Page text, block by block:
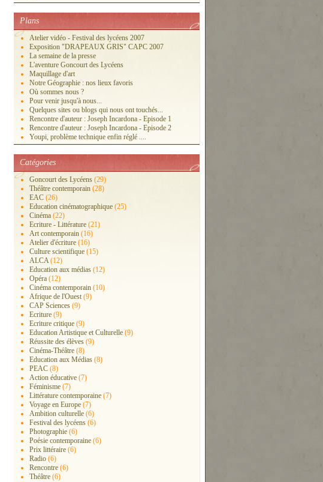
Plans
Atelier vidéo - Festival des lycéens 2007
Exposition "DRAPEAUX GRIS" CAPC 2007
La semaine de la presse
L'aventure Goncourt des Lycéens
Maquillage d'art
Notre Géographie : nos lieux favoris
Où sommes nous ?
Pour venir jusqu'à nous...
Quelques sites ou blogs qui nous ont touchés...
Rencontre d'auteur : Joseph Incardona - Episode 1
Rencontre d'auteur : Joseph Incardona - Episode 2
Youpi, problème technique enfin réglé ....
Catégories
Goncourt des Lycéens (29)
Théâtre contemporain (28)
EAC (26)
Education cinématographique (25)
Cinéma (22)
Ecriture - Littérature (21)
Art contemporain (16)
Atelier d'écriture (16)
Culture scientifique (15)
ALCA(12)
Education aux médias (12)
Opéra (12)
Cinéma contemporain (10)
Afrique de l'Ouest (9)
CAP Sciences (9)
Ecriture (9)
Ecriture critique (9)
Education Artistique et Culturelle (9)
Réussite des élèves (9)
Cinéma-Théâtre (8)
Education aux Médias (8)
PEAC (8)
Action éducative (7)
Féminisme (7)
Littérature contemporaine (7)
Voyage en Europe (7)
Ambition culturelle (6)
Festival des lycéens (6)
Photographie (6)
Poésie contemporaine (6)
Prix littéraire (6)
Radio (6)
Rencontre (6)
Théâtre (6)